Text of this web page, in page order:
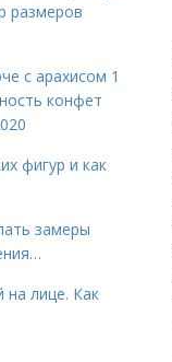
размеров
с арахисом 1
конфет
фигур и как
замеры
лице. Как